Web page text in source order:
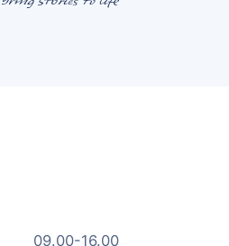
09.00-16.00